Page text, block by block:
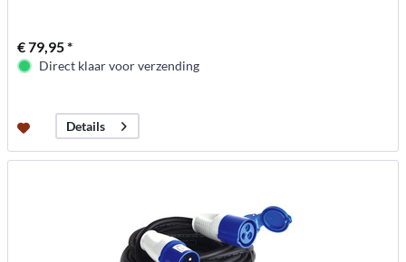
€ 79,95 *
Direct klaar voor verzending
Details